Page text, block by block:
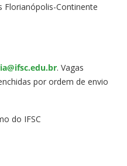
Florianópolis-Continente
. Vagas
por ordem de envio
do IFSC